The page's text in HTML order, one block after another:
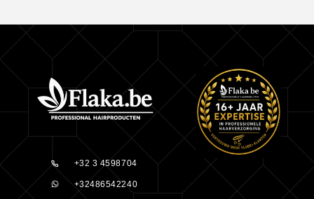
+32 3 4598704
+32486542240